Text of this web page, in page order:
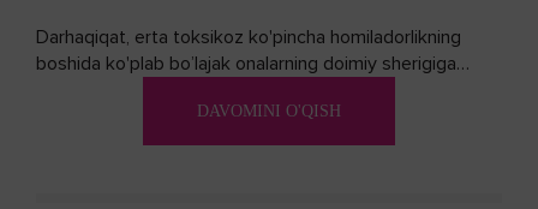
Darhaqiqat, erta toksikoz ko'pincha homiladorlikning
boshida ko'plab bo’lajak onalarning doimiy sherigiga
biron bir usuli bormi?DAVOMINI O'QISH